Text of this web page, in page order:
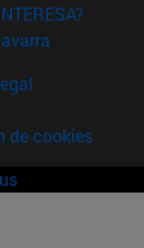
de cookies